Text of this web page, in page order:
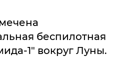
беспилотная
1" вокруг Луны.